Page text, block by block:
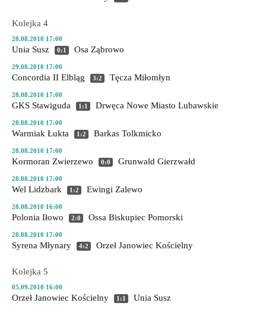
Kolejka 4
28.08.2010 17:00
Unia Susz 0:1 Osa Ząbrowo
29.08.2010 17:00
Concordia II Elbląg 3:2 Tęcza Miłomłyn
28.08.2010 17:00
GKS Stawiguda 1:1 Drwęca Nowe Miasto Lubawskie
28.08.2010 17:00
Warmiak Łukta 1:2 Barkas Tolkmicko
28.08.2010 17:00
Kormoran Zwierzewo 0:0 Grunwald Gierzwałd
28.08.2010 17:00
Wel Lidzbark 1:2 Ewingi Zalewo
28.08.2010 16:00
Polonia Iłowo 2:0 Ossa Biskupiec Pomorski
28.08.2010 17:00
Syrena Młynary 4:2 Orzeł Janowiec Kościelny
Kolejka 5
05.09.2010 16:00
Orzeł Janowiec Kościelny 1:1 Unia Susz